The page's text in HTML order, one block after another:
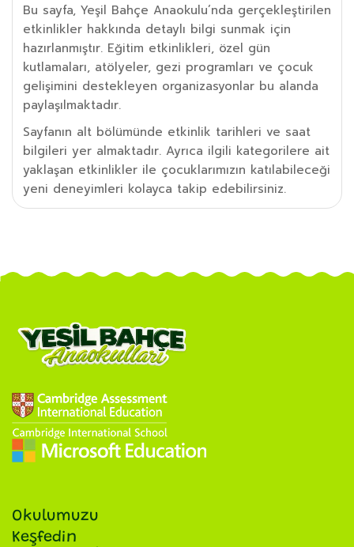
Bu sayfa, Yeşil Bahçe Anaokulu’nda gerçekleştirilen
etkinlikler hakkında detaylı bilgi sunmak için
hazırlanmıştır. Eğitim etkinlikleri, özel gün
kutlamaları, atölyeler, gezi programları ve çocuk
gelişimini destekleyen organizasyonlar bu alanda
paylaşılmaktadır.
Sayfanın alt bölümünde etkinlik tarihleri ve saat
bilgileri yer almaktadır. Ayrıca ilgili kategorilere ait
yaklaşan etkinlikler ile çocuklarımızın katılabileceği
yeni deneyimleri kolayca takip edebilirsiniz.
Okulumuzu
Keşfedin